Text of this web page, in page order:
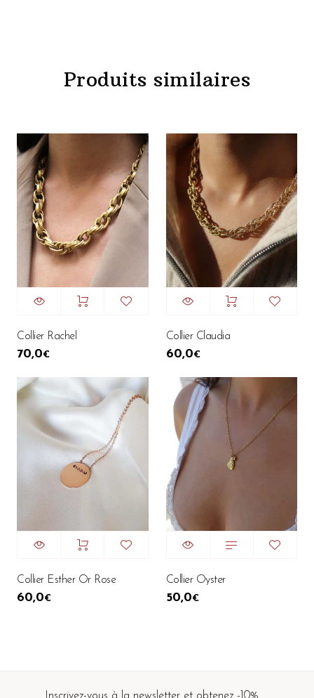
Produits similaires
Collier Rachel
70,0€
Collier Claudia
60,0€
Collier Esther Or Rose
60,0€
Collier Oyster
50,0€